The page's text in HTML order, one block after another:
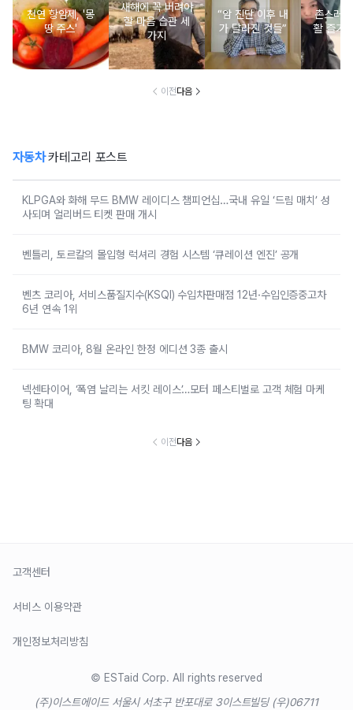
천연 항암제, '몽
땅 주스'
새해에 꼭 버려야
할 마음 습관 세
가지
“암 진단 이후 내
가 달라진 것들”
촌스러
활 즐기
이전다음
자동차카테고리 포스트
KLPGA와 화해 무드 BMW 레이디스 챔피언십…국내 유일 ‘드림 매치’ 성
사되며 얼리버드 티켓 판매 개시
벤틀리, 토르칼의 몰입형 럭셔리 경험 시스템 ‘큐레이션 엔진’ 공개
벤츠 코리아, 서비스품질지수(KSQI) 수입차판매점 12년·수입인증중고차
6년 연속 1위
BMW 코리아, 8월 온라인 한정 에디션 3종 출시
넥센타이어, ‘폭염 날리는 서킷 레이스’…모터 페스티벌로 고객 체험 마케
팅 확대
이전다음
고객센터
서비스 이용약관
개인정보처리방침
© ESTaid Corp. All rights reserved
(주)이스트에이드 서울시 서초구 반포대로 3이스트빌딩 (우)06711